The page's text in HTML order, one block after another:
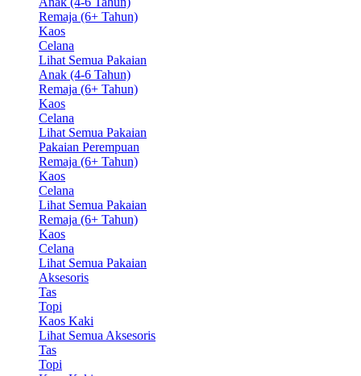
Remaja (6+ Tahun)
Kaos
Celana
Lihat Semua Pakaian
Anak (4-6 Tahun)
Remaja (6+ Tahun)
Kaos
Celana
Lihat Semua Pakaian
Pakaian Perempuan
Remaja (6+ Tahun)
Kaos
Celana
Lihat Semua Pakaian
Remaja (6+ Tahun)
Kaos
Celana
Lihat Semua Pakaian
Aksesoris
Tas
Topi
Kaos Kaki
Lihat Semua Aksesoris
Tas
Topi